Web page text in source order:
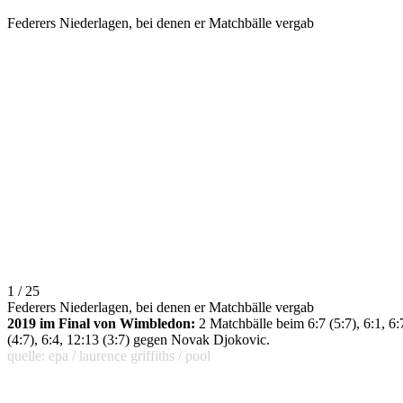
Federers Niederlagen, bei denen er Matchbälle vergab
1 / 25
Federers Niederlagen, bei denen er Matchbälle vergab
2019 im Final von Wimbledon: 2 Matchbälle beim 6:7 (5:7), 6:1,
(4:7), 6:4, 12:13 (3:7) gegen Novak Djokovic.
quelle: epa / laurence griffiths / pool